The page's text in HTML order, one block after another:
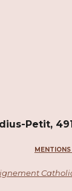
Petit,
MENTIONS